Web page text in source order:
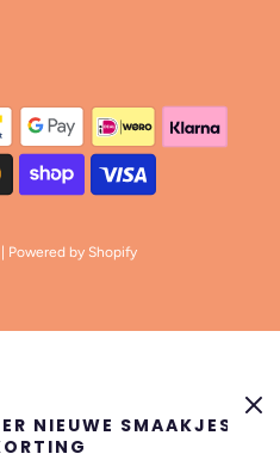
| Powered by Shopify
NIEUWE SMAAKJES